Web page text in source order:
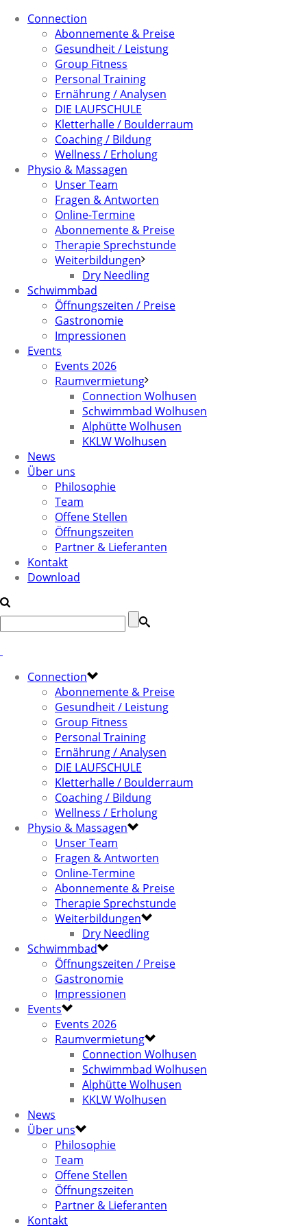
Connection
Abonnemente & Preise
Gesundheit / Leistung
Group Fitness
Personal Training
Ernährung / Analysen
DIE LAUFSCHULE
Kletterhalle / Boulderraum
Coaching / Bildung
Wellness / Erholung
Physio & Massagen
Unser Team
Fragen & Antworten
Online-Termine
Abonnemente & Preise
Therapie Sprechstunde
Weiterbildungen
Dry Needling
Schwimmbad
Öffnungszeiten / Preise
Gastronomie
Impressionen
Events
Events 2026
Raumvermietung
Connection Wolhusen
Schwimmbad Wolhusen
Alphütte Wolhusen
KKLW Wolhusen
News
Über uns
Philosophie
Team
Offene Stellen
Öffnungszeiten
Partner & Lieferanten
Kontakt
Download
Connection
Abonnemente & Preise
Gesundheit / Leistung
Group Fitness
Personal Training
Ernährung / Analysen
DIE LAUFSCHULE
Kletterhalle / Boulderraum
Coaching / Bildung
Wellness / Erholung
Physio & Massagen
Unser Team
Fragen & Antworten
Online-Termine
Abonnemente & Preise
Therapie Sprechstunde
Weiterbildungen
Dry Needling
Schwimmbad
Öffnungszeiten / Preise
Gastronomie
Impressionen
Events
Events 2026
Raumvermietung
Connection Wolhusen
Schwimmbad Wolhusen
Alphütte Wolhusen
KKLW Wolhusen
News
Über uns
Philosophie
Team
Offene Stellen
Öffnungszeiten
Partner & Lieferanten
Kontakt